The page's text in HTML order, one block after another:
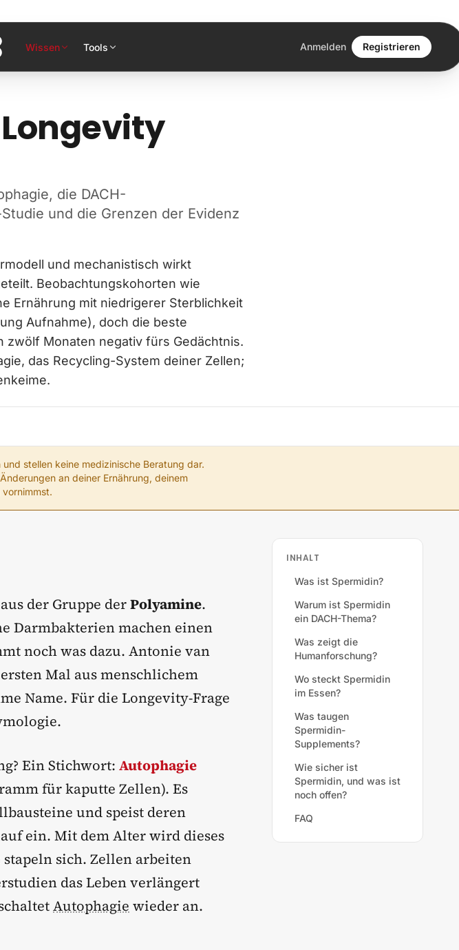
Wissen Tools Anmelden Registrieren
die DACH-
und die Grenzen der Evidenz
und mechanistisch wirkt
Beobachtungskohorten wie
Ernährung mit niedrigerer Sterblichkeit
Aufnahme), doch die beste
zwölf Monaten negativ fürs Gedächtnis.
das Recycling-System deiner Zellen;
stellen keine medizinische Beratung dar.
an deiner Ernährung, deinem
der Gruppe derPolyamine.
Darmbakterien machen einen
noch was dazu. Antonie van
Mal aus menschlichem
Name. Für die Longevity-Frage
Ein Stichwort: Autophagie
für kaputte Zellen). Es
und speist deren
ein. Mit dem Alter wird dieses
sich. Zellen arbeiten
das Leben verlängert
Autophagie wieder an.
INHALT
Was ist Spermidin?
Warum ist Spermidin
ein DACH-Thema?
Was zeigt die
Humanforschung?
Wo steckt Spermidin
im Essen?
Was taugen
Spermidin-
Supplements?
Wie sicher ist
Spermidin, und was ist
noch offen?
FAQ